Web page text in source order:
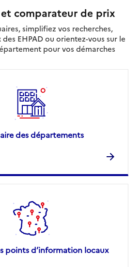
comparateur de prix
simplifiez vos recherches,
EHPAD ou orientez-vous sur le
pour vos démarches
des départements
points d’information locaux